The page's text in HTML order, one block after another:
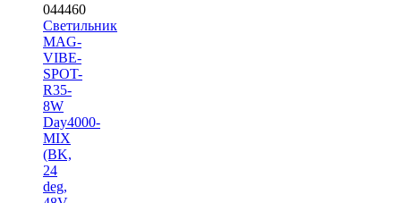
044460
Светильник
MAG-
VIBE-
SPOT-
R35-
8W
Day4000-
MIX
(BK,
24
deg,